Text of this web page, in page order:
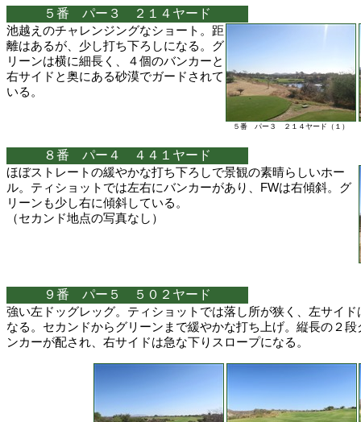
５番 パー３ ２１４ヤード
５番 パー３ ２１４ヤード（１）
池越えのチャレンジングなショート。距
離はあるが、少し打ち下ろしになる。グ
リーンは横に細長く、４個のバンカーと
右サイドと奥にある砂漠でガードされて
いる。
８番 パー４ ４４１ヤード
ほぼストレートの緩やかな打ち下ろしで景観の素晴らしいホー
ル。ティショットでは左右にバンカーがあり、FWは右傾斜。グ
リーンも少し右に傾斜している。
（セカンド地点の写真なし）
９番 パー５ ５０２ヤード
強い左ドッグレッグ。ティショットでは落し所が狭く、左サイ
なる。セカンドからグリーンまで緩やかな打ち上げ。縦長の２
ンカーが配され、右サイドは急な下りスロープになる。